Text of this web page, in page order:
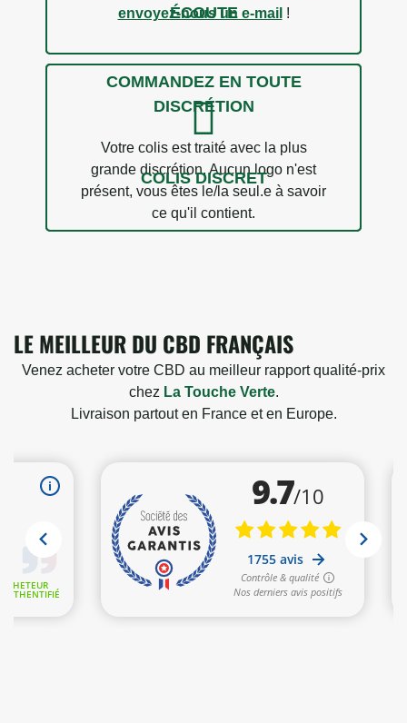
ÉCOUTE
envoyez-nous un e-mail !
COLIS DISCRET
COMMANDEZ EN TOUTE
DISCRÉTION
Votre colis est traité avec la plus
grande discrétion. Aucun logo n'est
présent, vous êtes le/la seul.e à savoir
ce qu'il contient.
LE MEILLEUR DU CBD FRANÇAIS
Venez acheter votre CBD au meilleur rapport qualité-prix
chez La Touche Verte.
Livraison partout en France et en Europe.